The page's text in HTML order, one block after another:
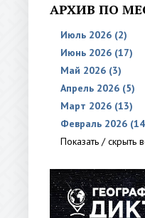
АРХИВ ПО
Июль 2026 (2)
Июнь 2026 (17)
Май 2026 (3)
Апрель 2026 (5)
Март 2026 (13)
Февраль 2026
Показать / скрыть